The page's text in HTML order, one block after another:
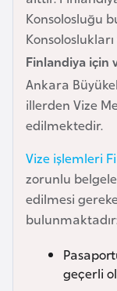
Konsolosluğu
Finlandiya için
Ankara
illerden Vize
edilmektedir.
Vize işlemleri
zorunlu
edilmesi
geçerli
n
g
l
d
e
ş
B
e
l